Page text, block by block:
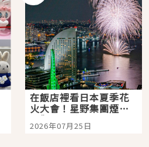
在飯店裡看日本夏季花
火大會！星野集團煙火
景觀飯店6選，讓你不用
人擠人悠閒欣賞
2026年07月25日